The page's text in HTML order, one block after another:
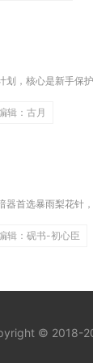
划，核心是新手保
辑：古月
器首选暴雨梨花针
辑：砚书-初心臣
© 2018-